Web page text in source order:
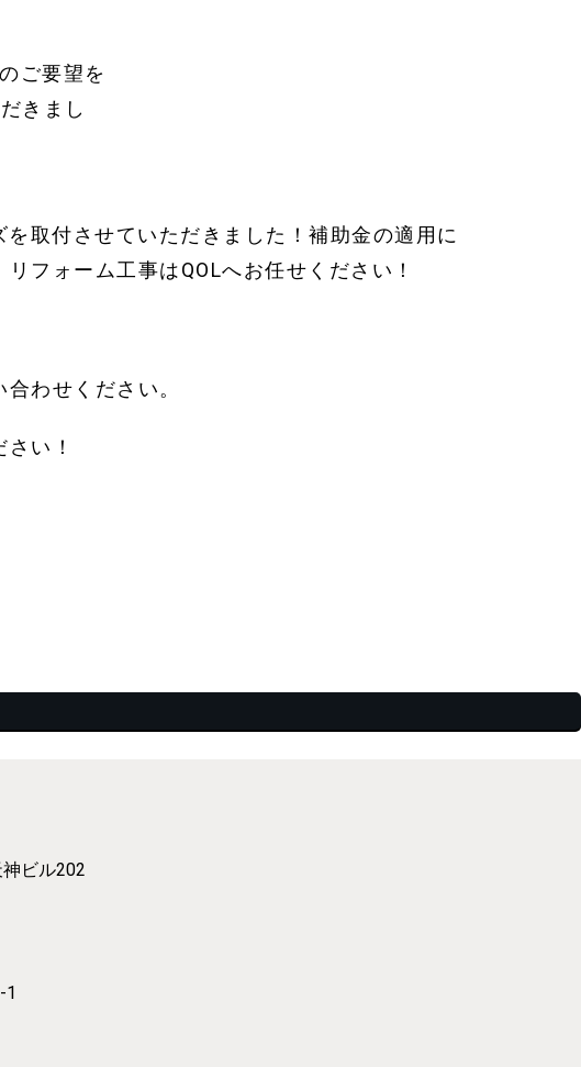
ご要望を
きまし
取付させていただきました！補助金の適用に
フォーム工事はQOLへお任せください！
わせください。
い！
神ビル202
1